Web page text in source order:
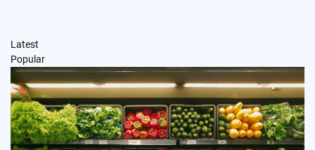
Latest
Popular